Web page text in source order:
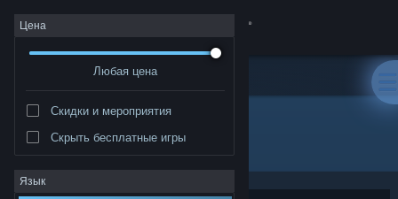
Войти
Сообщество
Информация
Цена
Любая цена
Скидки и мероприятия
Скрыть бесплатные игры
Язык
"SANABI"